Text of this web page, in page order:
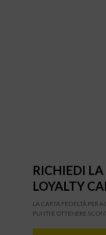
RICHIEDI
LOYALTY
LA CARTA FEDELTÀ PER
PUNTI E OTTENERE